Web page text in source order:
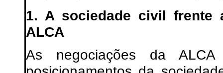
1. A sociedade civil frente
ALCA
As negociações da